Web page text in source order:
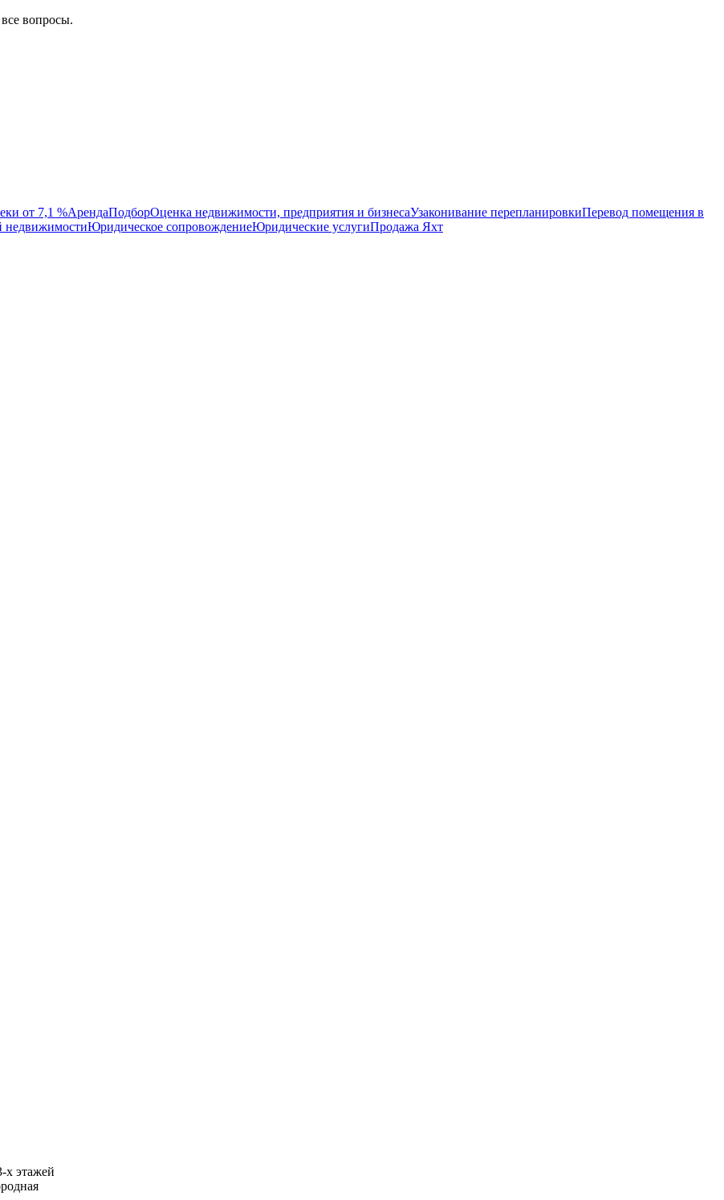
вопросы.
от 7,1 %АрендаПодборОценка недвижимости, предприятия и бизнесаУзаконивание перепланировкиПеревод помещения в
недвижимостиЮридическое сопровождениеЮридические услугиПродажа Яхт
х этажей